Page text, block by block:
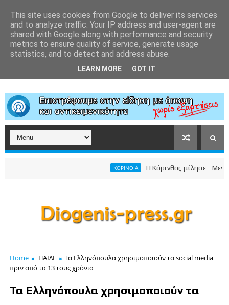
ΚΟΡΙΝΘΙΑ Η Κόρινθος μίλησε -
Home ΠΑΙΔΙ
Τα Ελληνόπουλα χρησιμοποιούν τα social media
πριν από τα 13 τους χρόνια
Τα Ελληνόπουλα χρησιμοποιούν τα
This site uses cookies from Google to deliver its services
and to analyze traffic. Your IP address and user-agent are
shared with Google along with performance and security
metrics to ensure quality of service, generate usage
statistics, and to detect and address abuse.
LEARN MORE GOT IT